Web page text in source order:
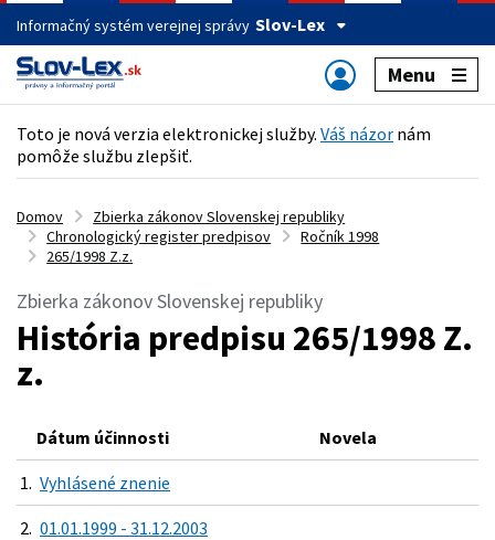
Informačný systém verejnej správy Slov-Lex
Menu
Toto je nová verzia elektronickej služby. Váš názor nám
pomôže službu zlepšiť.
Domov
Zbierka zákonov Slovenskej republiky
Chronologický register predpisov
Ročník 1998
265/1998 Z.z.
Zbierka zákonov Slovenskej republiky
História predpisu 265/1998 Z.
z.
Dátum účinnosti Novela
1. Vyhlásené znenie
2. 01.01.1999 - 31.12.2003